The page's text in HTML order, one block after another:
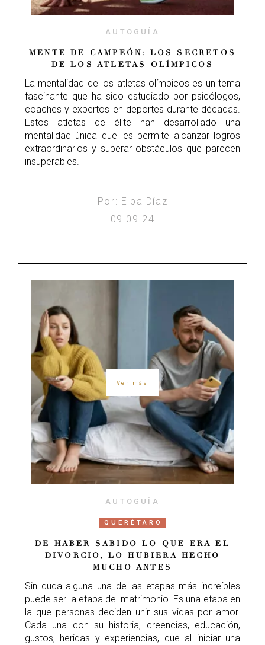
AUTOGUÍA
MENTE DE CAMPEÓN: LOS SECRETOS
DE LOS ATLETAS OLÍMPICOS
La mentalidad de los atletas olímpicos es un tema
fascinante que ha sido estudiado por psicólogos,
coaches y expertos en deportes durante décadas.
Estos atletas de élite han desarrollado una
mentalidad única que les permite alcanzar logros
extraordinarios y superar obstáculos que parecen
insuperables.
Por: Elba Díaz
09.09.24
Ver más
AUTOGUÍA
QUERÉTARO
DE HABER SABIDO LO QUE ERA EL
DIVORCIO, LO HUBIERA HECHO
MUCHO ANTES
Sin duda alguna una de las etapas más increíbles
puede ser la etapa del matrimonio. Es una etapa en
la que personas deciden unir sus vidas por amor.
Cada una con su historia, creencias, educación,
gustos, heridas y experiencias, que al iniciar una